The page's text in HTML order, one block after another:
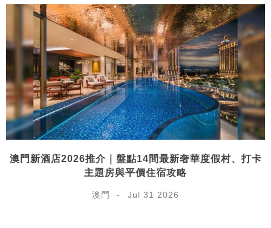
澳門新酒店2026推介｜盤點14間最新奢華度假村、打卡
主題房與平價住宿攻略
澳門 Jul 31 2026